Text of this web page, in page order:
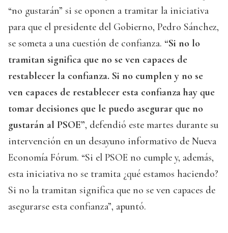
“no gustarán” si se oponen a tramitar la iniciativa
para que el presidente del Gobierno, Pedro Sánchez,
se someta a una cuestión de confianza. “Si no lo
tramitan significa que no se ven capaces de
restablecer la confianza. Si no cumplen y no se
ven capaces de restablecer esta confianza hay que
tomar decisiones que le puedo asegurar que no
gustarán al PSOE”, defendió este martes durante su
intervención en un desayuno informativo de Nueva
Economía Fórum. “Si el PSOE no cumple y, además,
esta iniciativa no se tramita ¿qué estamos haciendo?
Si no la tramitan significa que no se ven capaces de
asegurarse esta confianza”, apuntó.